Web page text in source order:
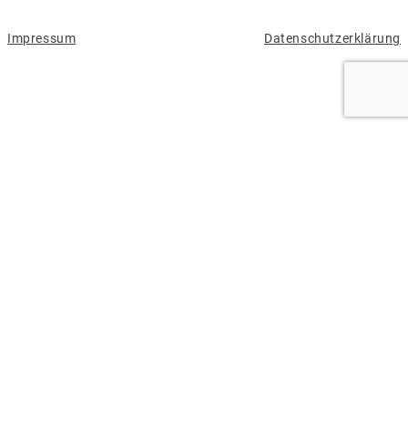
Impressum Datenschutzerklärung